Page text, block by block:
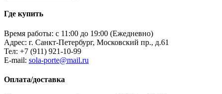
Где купить
Время работы: с 11:00 до 19:00 (Ежедневно)
Адрес: г. Санкт-Петербург, Московский пр., д.61
Тел: +7 (911) 921-10-99
E-mail: sola-porte@mail.ru
Оплата/доставка